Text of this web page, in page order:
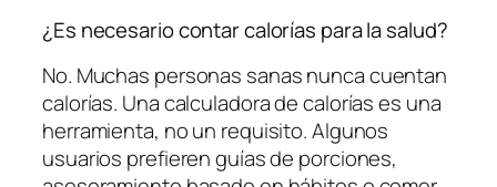
¿Es necesario contar calorías para la salud?
No. Muchas personas sanas nunca cuentan
calorías. Una calculadora de calorías es una
herramienta, no un requisito. Algunos
usuarios prefieren guías de porciones,